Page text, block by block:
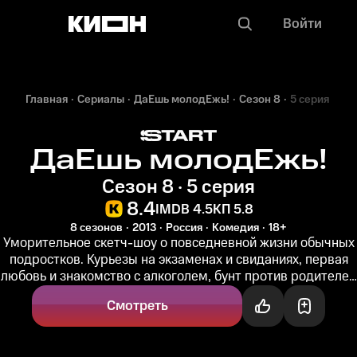
Войти
Главная Сериалы ДаЕшь молодЕжь! Сезон 8 5 серия
ДаЕшь молодЕжь!
Сезон 8 · 5 серия
8.4IMDB 4.5КП 5.8
8 сезонов 2013 Россия Комедия 18+
Уморительное скетч-шоу о повседневной жизни обычных
подростков. Курьезы на экзаменах и свиданиях, первая
любовь и знакомство с алкоголем, бунт против родителей
Смотреть